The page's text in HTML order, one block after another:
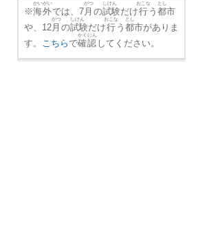
※海外
かいがい
では、7月
がつ
の試験
しけん
だけ行
おこな
う 都市
とし
や、12月
がつ
の試験
しけん
だけ行
おこな
う 都市
とし
がありま
す。 こちら で確認
かくにん
してください。